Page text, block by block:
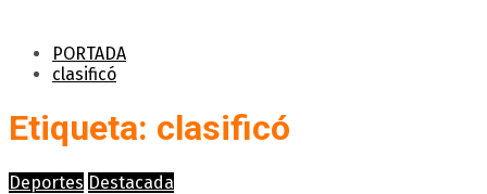
PORTADA
clasificó
Etiqueta: clasificó
Deportes Destacada